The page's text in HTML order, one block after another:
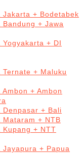
Jakarta + Bodetabek
Bandung + Jawa
Yogyakarta + DI
Ternate + Maluku
+ Ambon
Denpasar + Bali
Mataram + NTB
Kupang + NTT
Jayapura + Papua